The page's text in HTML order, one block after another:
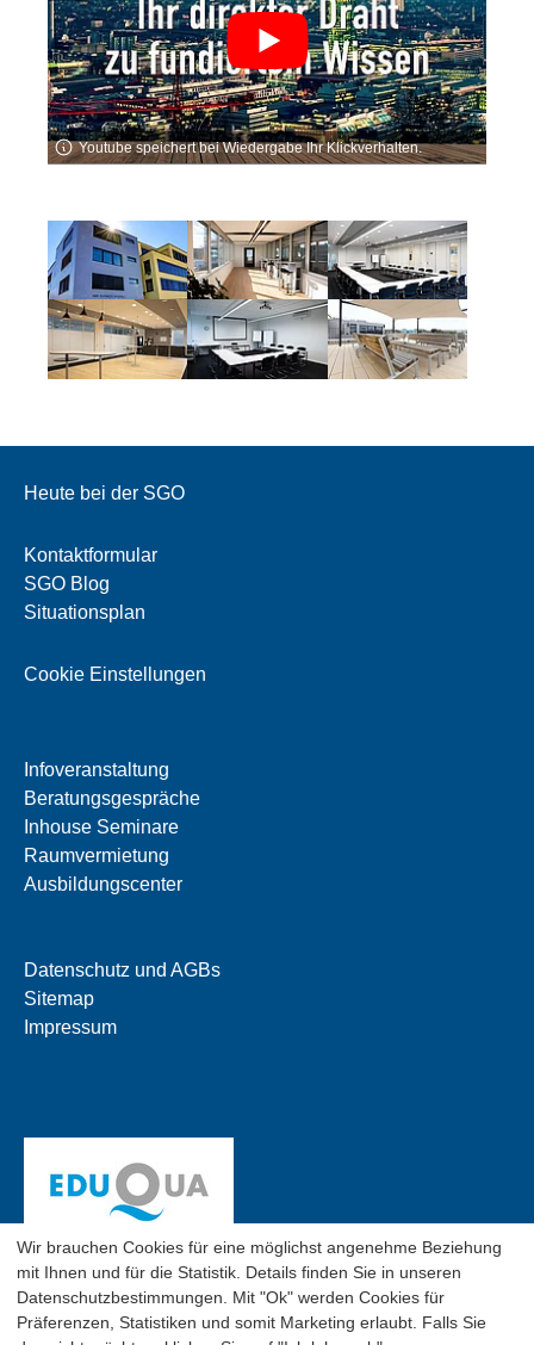
Youtube speichert bei Wiedergabe Ihr Klickverhalten.
Heute bei der SGO
Kontaktformular
SGO Blog
Situationsplan
Cookie Einstellungen
Infoveranstaltung
Beratungsgespräche
Inhouse Seminare
Raumvermietung
Ausbildungscenter
Datenschutz und AGBs
Sitemap
Impressum
Wir brauchen Cookies für eine möglichst angenehme Beziehung
mit Ihnen und für die Statistik. Details finden Sie in unseren
Datenschutzbestimmungen. Mit "Ok" werden Cookies für
Präferenzen, Statistiken und somit Marketing erlaubt. Falls Sie